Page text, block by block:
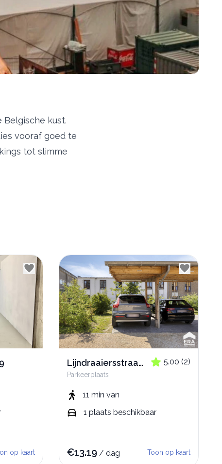
kust.
vooraf goed te
tot slimme
op kaart
Lijndraaiersstraat
15
5.00 (2)
Parkeerplaats
11 min van
1 plaats beschikbaar
€13.19 / dag Toon op kaart